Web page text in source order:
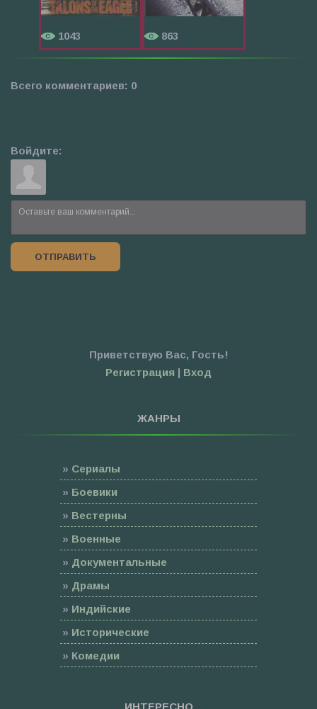
1043 863
Всего комментариев: 0
Войдите:
ОТПРАВИТЬ
Приветствую Вас, Гость!
Регистрация | Вход
ЖАНРЫ
» Сериалы
» Боевики
» Вестерны
» Военные
» Документальные
» Драмы
» Индийские
» Исторические
» Комедии
МультфильмыИНТЕРЕСНО